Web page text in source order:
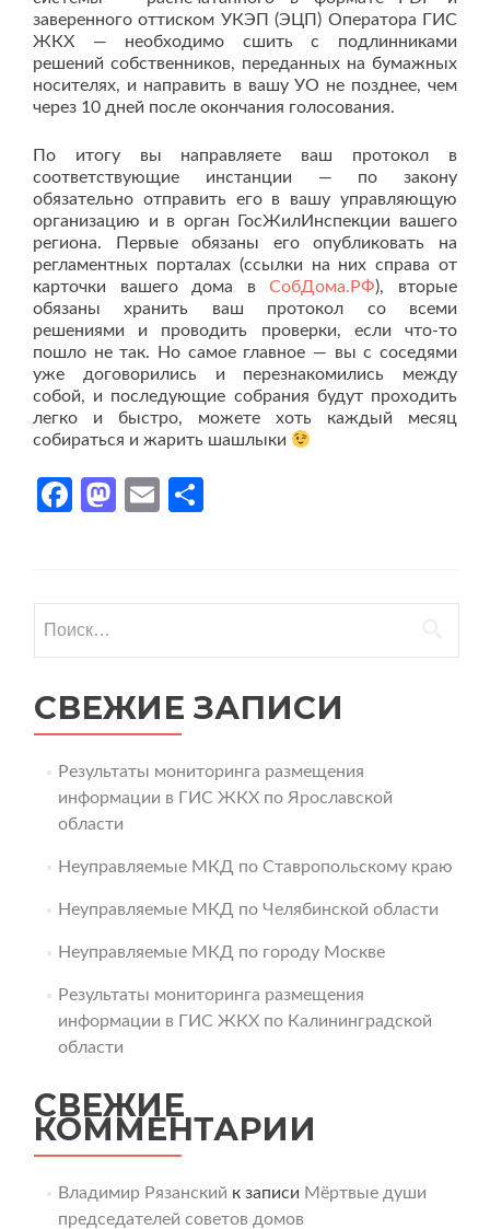
заверенного оттиском УКЭП (ЭЦП) Оператора ГИС
ЖКХ — необходимо сшить с подлинниками
решений собственников, переданных на бумажных
носителях, и направить в вашу УО не позднее, чем
через 10 дней после окончания голосования.
По итогу вы направляете ваш протокол в
соответствующие инстанции — по закону
обязательно отправить его в вашу управляющую
организацию и в орган ГосЖилИнспекции вашего
региона. Первые обязаны его опубликовать на
регламентных порталах (ссылки на них справа от
карточки вашего дома вСобДома.РФ), вторые
обязаны хранить ваш протокол со всеми
решениями и проводить проверки, если что-то
пошло не так. Но самое главное — вы с соседями
уже договорились и перезнакомились между
собой, и последующие собрания будут проходить
легко и быстро, можете хоть каждый месяц
собираться и жарить шашлыки
Facebook
Mastodon
Email
СВЕЖИЕ ЗАПИСИ
Результаты мониторинга размещения
информации в ГИС ЖКХ по Ярославской
области
Неуправляемые МКД по Ставропольскому краю
Неуправляемые МКД по Челябинской области
Неуправляемые МКД по городу Москве
Результаты мониторинга размещения
информации в ГИС ЖКХ по Калининградской
области
СВЕЖИЕ
КОММЕНТАРИИ
Владимир Рязанский к записи Мёртвые души
председателей советов домов